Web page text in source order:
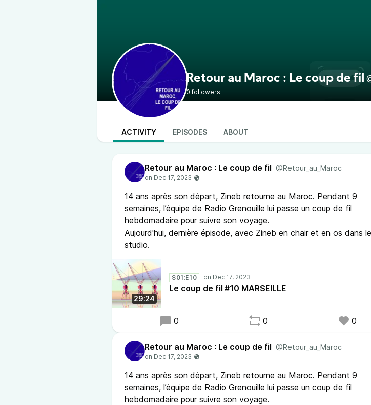
Retour au Maroc : Le coup de fil
0 followers
ACTIVITY EPISODES ABOUT
Retour au Maroc : Le coup de fil @Retour_au_Maroc
14 ans après son départ, Zineb retourne au Maroc. Pendant 9
semaines, l’équipe de Radio Grenouille lui passe un coup de fil
hebdomadaire pour suivre son voyage.
Aujourd'hui, dernière épisode, avec Zineb en chair et en os dans le
studio.
29:24
S01:E10
Le coup de fil #10 MARSEILLE
0 0 0
Retour au Maroc : Le coup de fil @Retour_au_Maroc
14 ans après son départ, Zineb retourne au Maroc. Pendant 9
semaines, l’équipe de Radio Grenouille lui passe un coup de fil
hebdomadaire pour suivre son voyage.